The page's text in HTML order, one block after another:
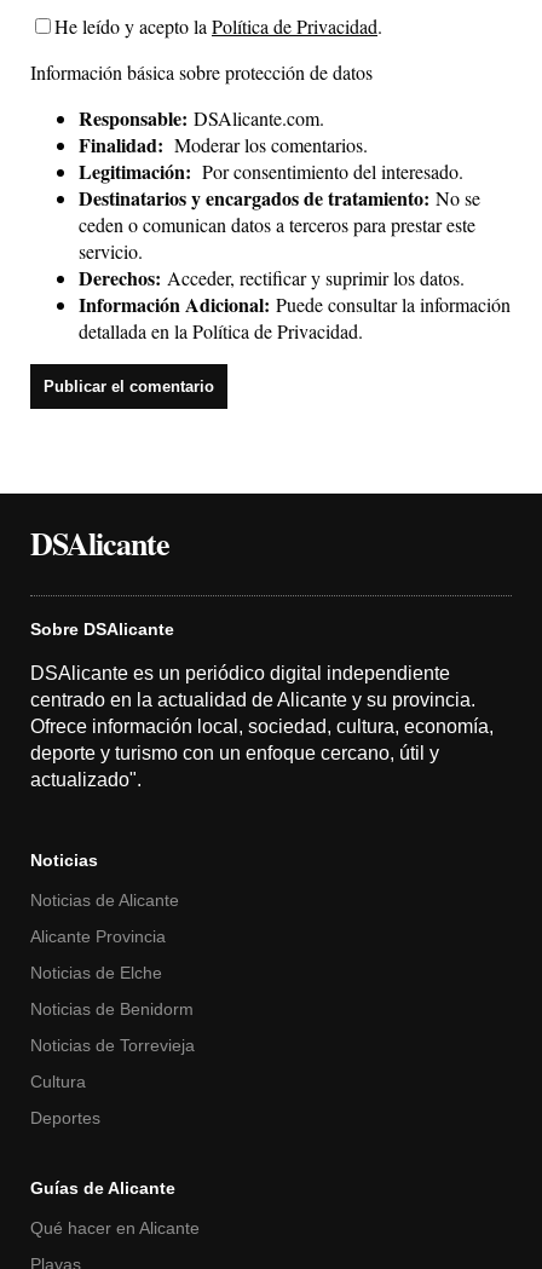
He leído y acepto la Política de Privacidad.
Información básica sobre protección de datos
Responsable: DSAlicante.com.
Finalidad: Moderar los comentarios.
Legitimación: Por consentimiento del interesado.
Destinatarios y encargados de tratamiento: No se
ceden o comunican datos a terceros para prestar este
servicio.
Derechos: Acceder, rectificar y suprimir los datos.
Información Adicional: Puede consultar la información
detallada en la Política de Privacidad.
DSAlicante
Sobre DSAlicante
DSAlicante es un periódico digital independiente
centrado en la actualidad de Alicante y su provincia.
Ofrece información local, sociedad, cultura, economía,
deporte y turismo con un enfoque cercano, útil y
actualizado".
Noticias
Noticias de Alicante
Alicante Provincia
Noticias de Elche
Noticias de Benidorm
Noticias de Torrevieja
Cultura
Deportes
Guías de Alicante
Qué hacer en Alicante
Playas